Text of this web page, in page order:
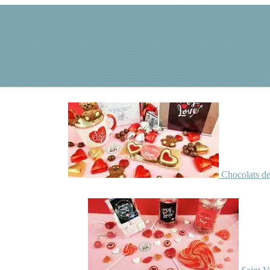
Chocolats